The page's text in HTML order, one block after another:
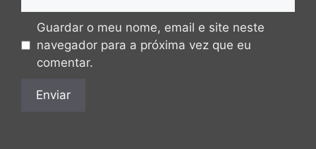
Guardar o meu nome, email e site neste
navegador para a próxima vez que eu
comentar.